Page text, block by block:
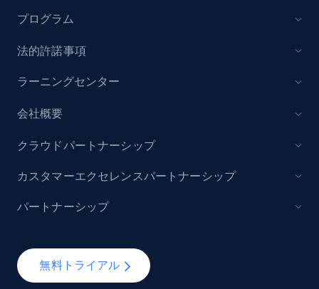
keyword
URL, Title, Rating, Reviews, Initial price, Final
Lazada - Products - Discover products by
category URL or brand URL
プログラム
法的許諾事項
ラーニングセンター
会社概要
無料トライアル
クラウドパートナーシップ
カスタマーエクセレンスパートナーシップ
パートナーシップ